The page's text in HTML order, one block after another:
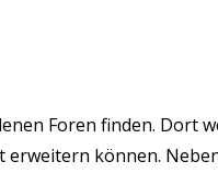
Foren finden. Dort
können.